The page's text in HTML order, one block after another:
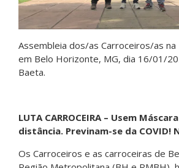
Assembleia dos/as Carroceiros/as na
em Belo Horizonte, MG, dia 16/01/
Baeta.
LUTA CARROCEIRA – Usem
distância. Previnam-se da COVID!
Os Carroceiros e as carroceiras de